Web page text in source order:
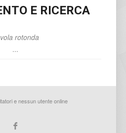
E RICERCA
rotonda
...
e nessun utente online